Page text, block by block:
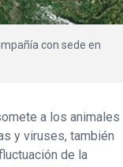
con sede en
a los animales
y viruses, también
de la